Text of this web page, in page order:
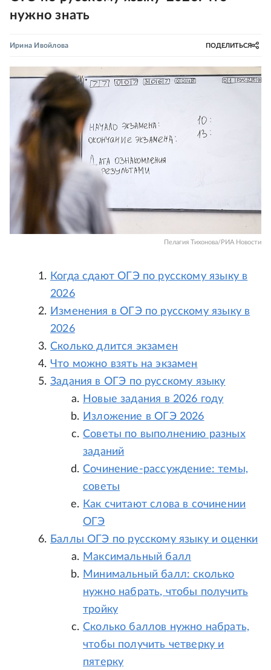
нужно знать
Ирина Ивойлова ПОДЕЛИТЬСЯ
Пелагия Тихонова/РИА Новости
Когда сдают ОГЭ по русскому языку в
2026
Изменения в ОГЭ по русскому языку в
2026
Сколько длится экзамен
Что можно взять на экзамен
Задания в ОГЭ по русскому языку
Новые задания в 2026 году
Изложение в ОГЭ 2026
Советы по выполнению разных
заданий
Сочинение-рассуждение: темы,
советы
Как считают слова в сочинении
ОГЭ
Баллы ОГЭ по русскому языку и оценки
Максимальный балл
Минимальный балл: сколько
нужно набрать, чтобы получить
тройку
Сколько баллов нужно набрать,
чтобы получить четверку и
пятерку